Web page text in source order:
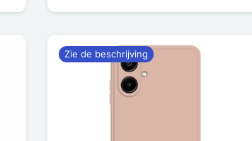
Zie de beschrijving